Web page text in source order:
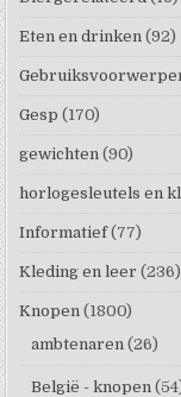
Eten en drinken (92)
Gesp (170)
gewichten (90)
horlogesleutels en
Informatief (77)
Kleding en leer (236)
Knopen (1800)
ambtenaren (26)
België - knopen